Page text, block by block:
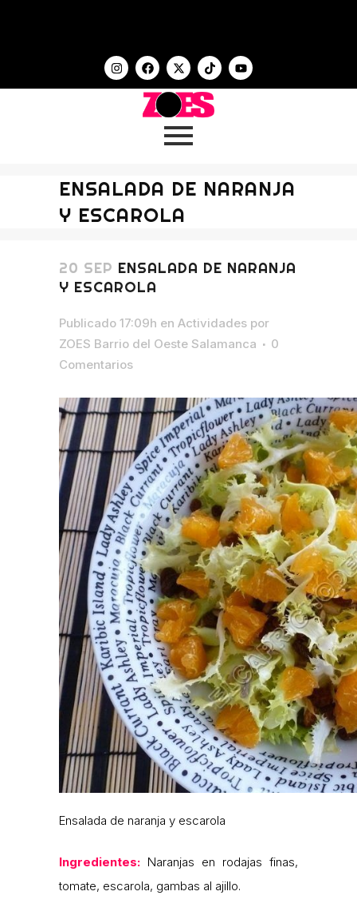
ENSALADA DE NARANJA
Y ESCAROLA
20 SEP ENSALADA DE NARANJA
Y ESCAROLA
Publicado 17:09h en Actividades por
ZOES Barrio del Oeste Salamanca
0
Comentarios
Ensalada de naranja y escarola
Ingredientes: Naranjas en rodajas finas,
tomate, escarola, gambas al ajillo.